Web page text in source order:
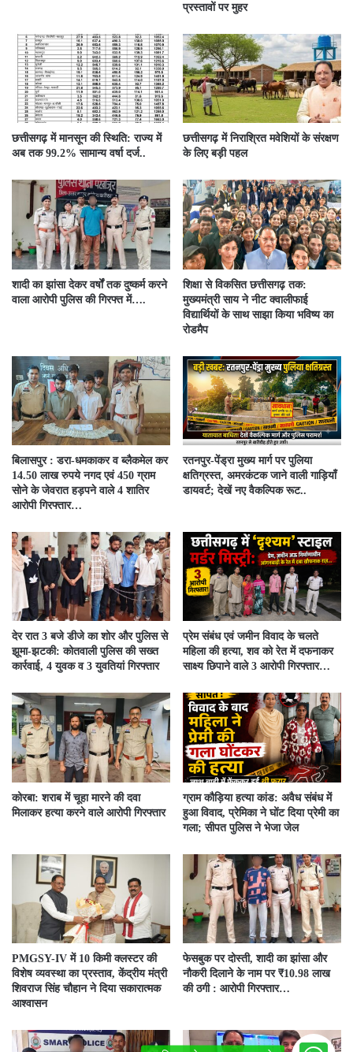
प्रस्तावों पर मुहर
छत्तीसगढ़ में मानसून की स्थिति: राज्य में
अब तक 99.2% सामान्य वर्षा दर्ज..
छत्तीसगढ़ में निराश्रित मवेशियों के संरक्षण
के लिए बड़ी पहल
शादी का झांसा देकर वर्षों तक दुष्कर्म करने
वाला आरोपी पुलिस की गिरफ्त में….
शिक्षा से विकसित छत्तीसगढ़ तक:
मुख्यमंत्री साय ने नीट क्वालीफाई
विद्यार्थियों के साथ साझा किया भविष्य का
रोडमैप
बिलासपुर : डरा-धमकाकर व ब्लैकमेल कर
14.50 लाख रुपये नगद एवं 450 ग्राम
सोने के जेवरात हड़पने वाले 4 शातिर
आरोपी गिरफ्तार…
रतनपुर-पेंड्रा मुख्य मार्ग पर पुलिया
क्षतिग्रस्त, अमरकंटक जाने वाली गाड़ियाँ
डायवर्ट; देखें नए वैकल्पिक रूट..
देर रात 3 बजे डीजे का शोर और पुलिस से
झूमा-झटकी: कोतवाली पुलिस की सख्त
कार्रवाई, 4 युवक व 3 युवतियां गिरफ्तार
प्रेम संबंध एवं जमीन विवाद के चलते
महिला की हत्या, शव को रेत में दफनाकर
साक्ष्य छिपाने वाले 3 आरोपी गिरफ्तार…
कोरबा: शराब में चूहा मारने की दवा
मिलाकर हत्या करने वाले आरोपी गिरफ्तार
ग्राम कौड़िया हत्या कांड: अवैध संबंध में
हुआ विवाद, प्रेमिका ने घोंट दिया प्रेमी का
गला; सीपत पुलिस ने भेजा जेल
PMGSY-IV में 10 किमी क्लस्टर की
विशेष व्यवस्था का प्रस्ताव, केंद्रीय मंत्री
शिवराज सिंह चौहान ने दिया सकारात्मक
आश्वासन
फेसबुक पर दोस्ती, शादी का झांसा और
नौकरी दिलाने के नाम पर ₹10.98 लाख
की ठगी : आरोपी गिरफ्तार…